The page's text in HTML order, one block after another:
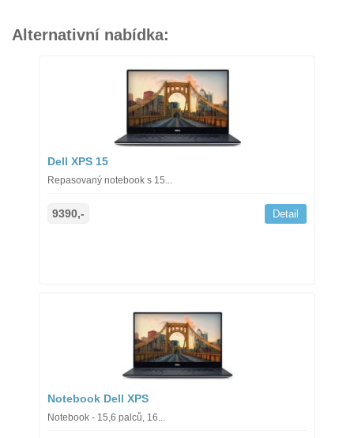
Alternativní nabídka:
Dell XPS 15
Repasovaný notebook s 15...
9390,- Detail
Notebook Dell XPS
Notebook - 15,6 palců, 16...